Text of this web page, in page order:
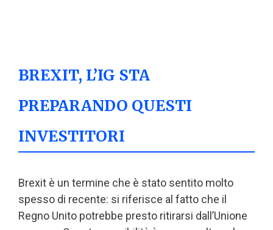
BREXIT, L’IG STA
PREPARANDO QUESTI
INVESTITORI
Brexit è un termine che è stato sentito molto
spesso di recente: si riferisce al fatto che il
Regno Unito potrebbe presto ritirarsi dall’Unione